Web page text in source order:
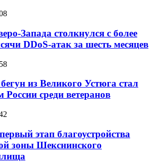
Запада столкнулся с более
DDoS-атак за шесть месяцев
из Великого Устюга стал
России среди ветеранов
этап благоустройства
зоны Шекснинского